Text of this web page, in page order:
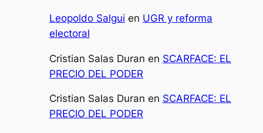
Leopoldo Salgui en UGR y reforma
electoral
Cristian Salas Duran en SCARFACE: EL
PRECIO DEL PODER
Cristian Salas Duran en SCARFACE: EL
PRECIO DEL PODER